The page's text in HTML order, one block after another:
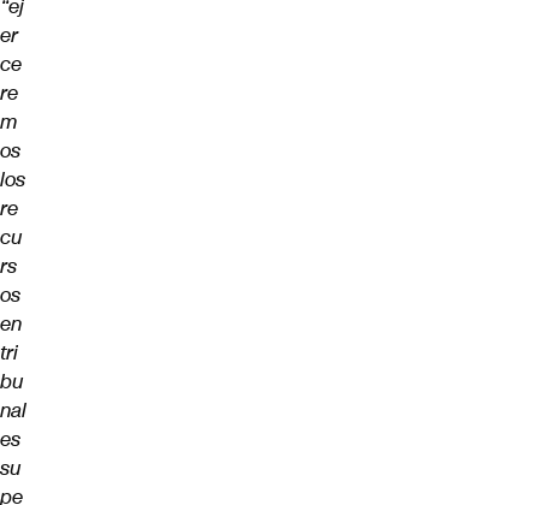
“ej
er
ce
re
m
os
los
re
cu
rs
os
en
tri
bu
nal
es
su
pe